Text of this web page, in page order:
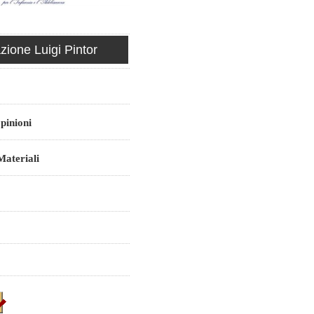
Luigi Pintor